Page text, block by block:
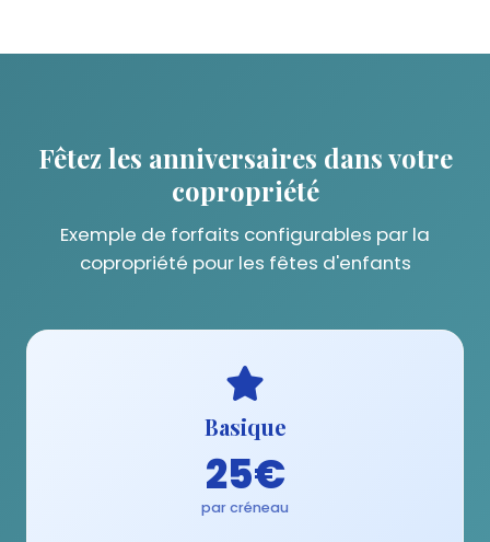
Fêtez les anniversaires dans votre
copropriété
Exemple de forfaits configurables par la
copropriété pour les fêtes d'enfants
Basique
25€
par créneau